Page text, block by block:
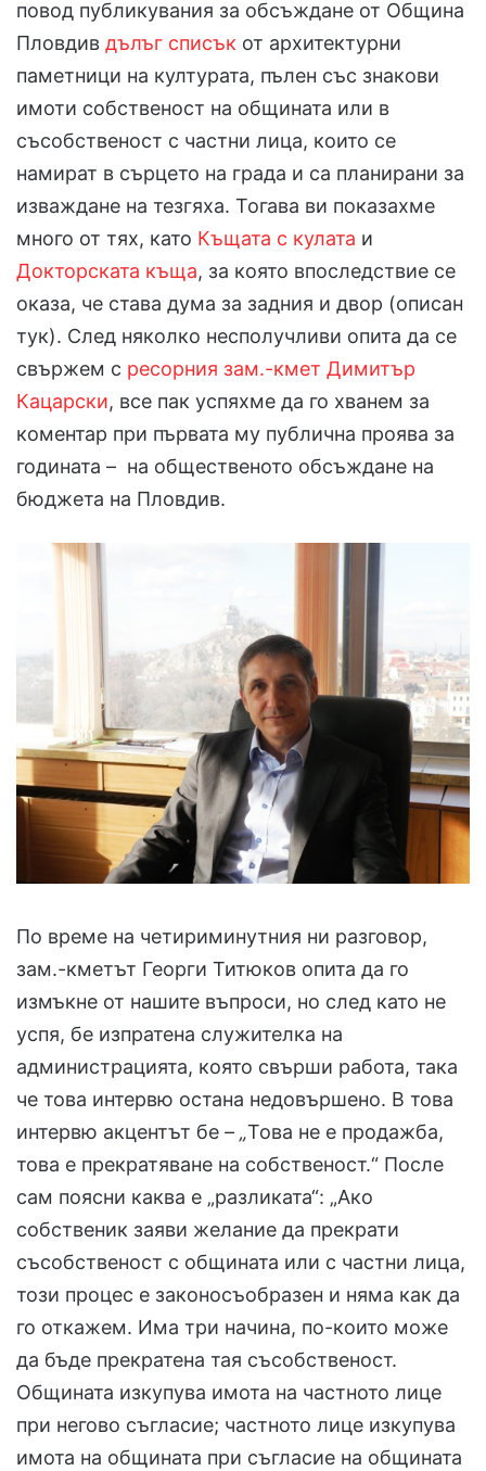
повод публикувания за обсъждане от Община
Пловдив дълъг списък от архитектурни
паметници на културата, пълен със знакови
имоти собственост на общината или в
съсобственост с частни лица, които се
намират в сърцето на града и са планирани за
изваждане на тезгяха. Тогава ви показахме
много от тях, като Къщата с кулата и
Докторската къща, за която впоследствие се
оказа, че става дума за задния и двор (описан
тук). След няколко несполучливи опита да се
свържем с ресорния зам.-кмет Димитър
Кацарски, все пак успяхме да го хванем за
коментар при първата му публична проява за
годината – на общественото обсъждане на
бюджета на Пловдив.
По време на четириминутния ни разговор,
зам.-кметът Георги Титюков опита да го
измъкне от нашите въпроси, но след като не
успя, бе изпратена служителка на
администрацията, която свърши работа, така
че това интервю остана недовършено. В това
интервю акцентът бе – „Това не е продажба,
това е прекратяване на собственост.“ После
сам поясни каква е „разликата“: „Ако
собственик заяви желание да прекрати
съсобственост с общината или с частни лица,
този процес е законосъобразен и няма как да
го откажем. Има три начина, по-които може
да бъде прекратена тая съсобственост.
Общината изкупува имота на частното лице
при негово съгласие; частното лице изкупува
имота на общината при съгласие на общината